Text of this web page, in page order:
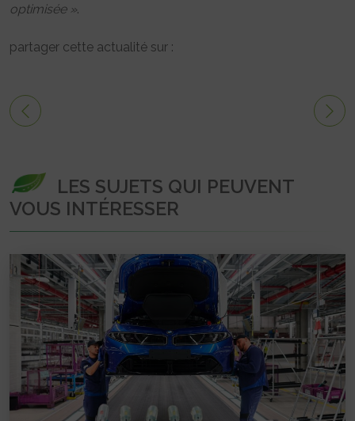
optimisée ».
partager cette actualité sur :
LES SUJETS QUI PEUVENT
VOUS INTÉRESSER